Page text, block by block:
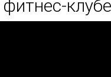
фитнес-клубе